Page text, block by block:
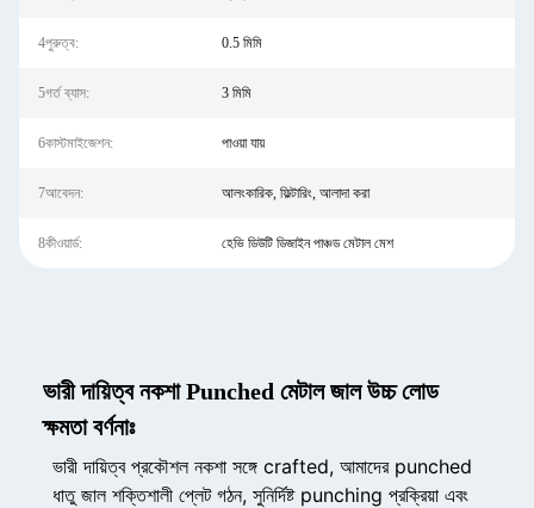
4পুরুত্ব: 0.5 মিমি
5গর্ত ব্যাস: 3 মিমি
6কাস্টমাইজেশন: পাওয়া যায়
7আবেদন: আলংকারিক, ফিল্টারিং, আলাদা করা
8কীওয়ার্ড: হেভি ডিউটি ​​ডিজাইন পাঞ্চড মেটাল মেশ
ভারী দায়িত্ব নকশা Punched মেটাল জাল উচ্চ লোড
ক্ষমতা বর্ণনাঃ
ভারী দায়িত্ব প্রকৌশল নকশা সঙ্গে crafted, আমাদের punched
ধাতু জাল শক্তিশালী প্লেট গঠন, সুনির্দিষ্ট punching প্রক্রিয়া এবং